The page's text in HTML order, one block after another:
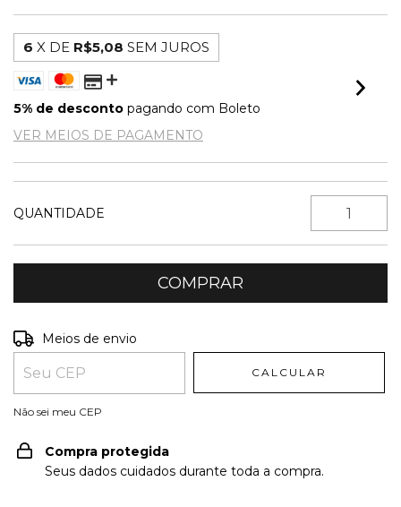
6 X DE R$5,08 SEM JUROS
5% de desconto pagando com Boleto
VER MEIOS DE PAGAMENTO
QUANTIDADE
Entregas para o CEP:
Meios de envio
CALCULAR
Não sei meu CEP
Compra protegida
Seus dados cuidados durante toda a compra.